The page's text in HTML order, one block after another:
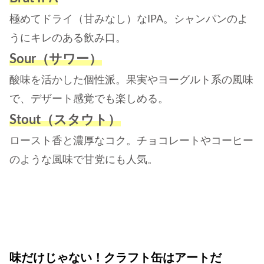
極めてドライ（甘みなし）なIPA。シャンパンのよ
うにキレのある飲み口。
Sour（サワー）
酸味を活かした個性派。果実やヨーグルト系の風味
で、デザート感覚でも楽しめる。
Stout（スタウト）
ロースト香と濃厚なコク。チョコレートやコーヒー
のような風味で甘党にも人気。
味だけじゃない！クラフト缶はアートだ